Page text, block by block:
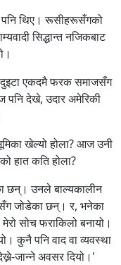
पनि थिए। रूसीहरूसँगको
सिद्धान्त नजिकबाट
दुइटा एकदमै फरक समाजसँग
देखे, उदार अमेरिकी
खेल्यो होला? आज उनी
हात कति होला?
छन्। उनले बाल्यकालीन
जोडेका छन्। र, भनेका
सोच फराकिलो बनायो।
कुनै पनि वाद वा व्यवस्था
जान्ने अवसर दियो।'